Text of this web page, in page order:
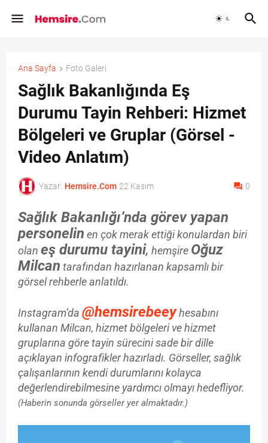
Ana Sayfa Foto Galeri
Sağlık Bakanlığında Eş
Durumu Tayin Rehberi: Hizmet
Bölgeleri ve Gruplar (Görsel -
Video Anlatım)
Yazar: Hemsire.Com 22 Kasım 0
Sağlık Bakanlığı’nda görev yapan
personelin en çok merak ettiği konulardan biri
olan eş durumu tayini, hemşire Oğuz
Milcan tarafından hazırlanan kapsamlı bir
görsel rehberle anlatıldı.
Instagram’da @hemsirebeeyhesabını
kullanan Milcan, hizmet bölgeleri ve hizmet
gruplarına göre tayin sürecini sade bir dille
açıklayan infografikler hazırladı. Görseller, sağlık
çalışanlarının kendi durumlarını kolayca
değerlendirebilmesine yardımcı olmayı hedefliyor.
(Haberin sonunda görseller yer almaktadır.)